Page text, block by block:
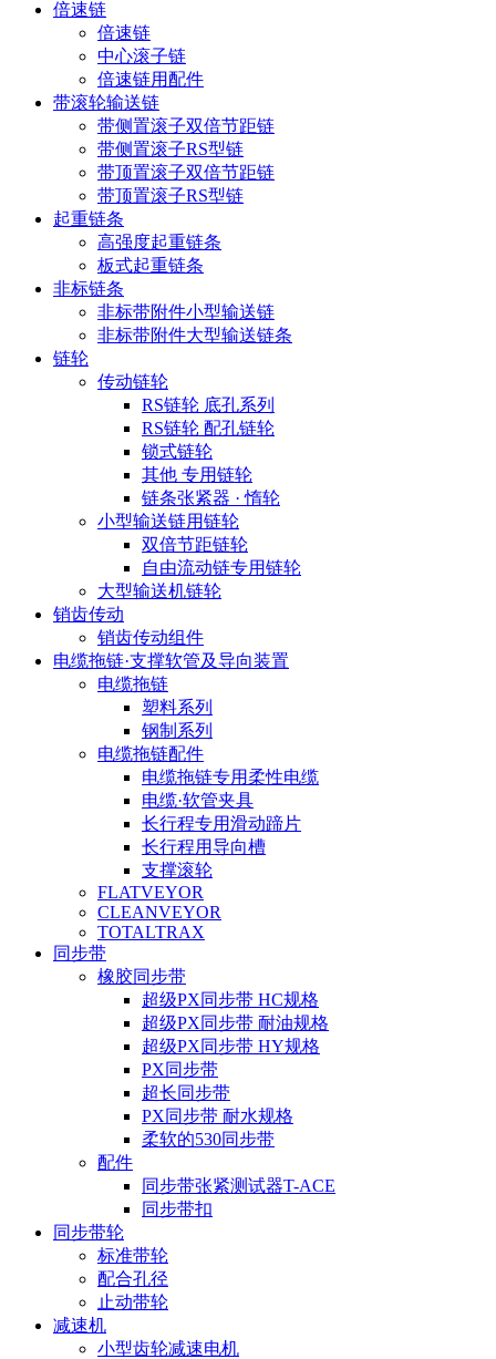
倍速链
倍速链
中心滚子链
倍速链用配件
带滚轮输送链
带侧置滚子双倍节距链
带侧置滚子RS型链
带顶置滚子双倍节距链
带顶置滚子RS型链
起重链条
高强度起重链条
板式起重链条
非标链条
非标带附件小型输送链
非标带附件大型输送链条
链轮
传动链轮
RS链轮 底孔系列
RS链轮 配孔链轮
锁式链轮
其他 专用链轮
链条张紧器 · 惰轮
小型输送链用链轮
双倍节距链轮
自由流动链专用链轮
大型输送机链轮
销齿传动
销齿传动组件
电缆拖链·支撑软管及导向装置
电缆拖链
塑料系列
钢制系列
电缆拖链配件
电缆拖链专用柔性电缆
电缆·软管夹具
长行程专用滑动蹄片
长行程用导向槽
支撑滚轮
FLATVEYOR
CLEANVEYOR
TOTALTRAX
同步带
橡胶同步带
超级PX同步带 HC规格
超级PX同步带 耐油规格
超级PX同步带 HY规格
PX同步带
超长同步带
PX同步带 耐水规格
柔软的530同步带
配件
同步带张紧测试器T-ACE
同步带扣
同步带轮
标准带轮
配合孔径
止动带轮
减速机
小型齿轮减速电机